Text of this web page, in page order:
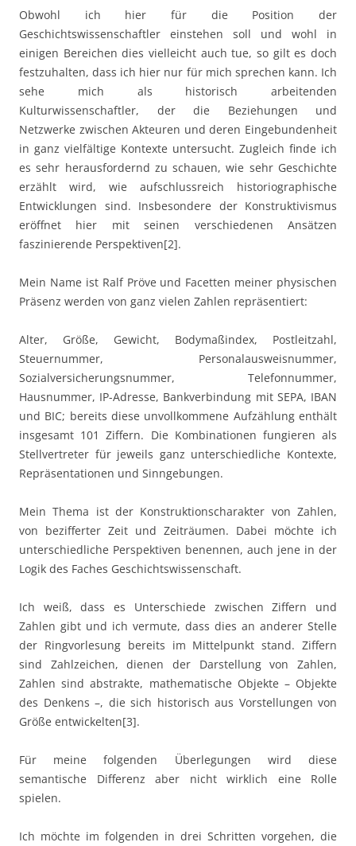
Obwohl ich hier für die Position der
Geschichtswissenschaftler einstehen soll und wohl in
einigen Bereichen dies vielleicht auch tue, so gilt es doch
festzuhalten, dass ich hier nur für mich sprechen kann. Ich
sehe mich als historisch arbeitenden
Kulturwissenschaftler, der die Beziehungen und
Netzwerke zwischen Akteuren und deren Eingebundenheit
in ganz vielfältige Kontexte untersucht. Zugleich finde ich
es sehr herausfordernd zu schauen, wie sehr Geschichte
erzählt wird, wie aufschlussreich historiographische
Entwicklungen sind. Insbesondere der Konstruktivismus
eröffnet hier mit seinen verschiedenen Ansätzen
faszinierende Perspektiven[2].
Mein Name ist Ralf Pröve und Facetten meiner physischen
Präsenz werden von ganz vielen Zahlen repräsentiert:
Alter, Größe, Gewicht, Bodymaßindex, Postleitzahl,
Steuernummer, Personalausweisnummer,
Sozialversicherungsnummer, Telefonnummer,
Hausnummer, IP-Adresse, Bankverbindung mit SEPA, IBAN
und BIC; bereits diese unvollkommene Aufzählung enthält
insgesamt 101 Ziffern. Die Kombinationen fungieren als
Stellvertreter für jeweils ganz unterschiedliche Kontexte,
Repräsentationen und Sinngebungen.
Mein Thema ist der Konstruktionscharakter von Zahlen,
von bezifferter Zeit und Zeiträumen. Dabei möchte ich
unterschiedliche Perspektiven benennen, auch jene in der
Logik des Faches Geschichtswissenschaft.
Ich weiß, dass es Unterschiede zwischen Ziffern und
Zahlen gibt und ich vermute, dass dies an anderer Stelle
der Ringvorlesung bereits im Mittelpunkt stand. Ziffern
sind Zahlzeichen, dienen der Darstellung von Zahlen,
Zahlen sind abstrakte, mathematische Objekte – Objekte
des Denkens –, die sich historisch aus Vorstellungen von
Größe entwickelten[3].
Für meine folgenden Überlegungen wird diese
semantische Differenz aber nicht wirklich eine Rolle
spielen.
Ich möchte im folgenden in drei Schritten vorgehen, die